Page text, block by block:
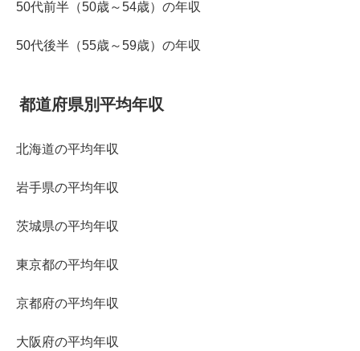
50代前半（50歳～54歳）の年収
50代後半（55歳～59歳）の年収
都道府県別平均年収
北海道の平均年収
岩手県の平均年収
茨城県の平均年収
東京都の平均年収
京都府の平均年収
大阪府の平均年収